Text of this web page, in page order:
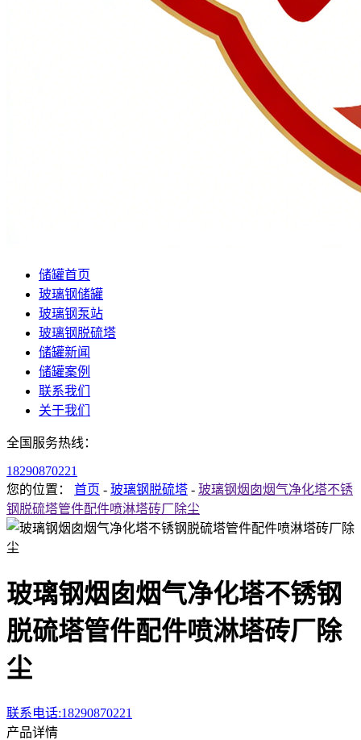
储罐首页
玻璃钢储罐
玻璃钢泵站
玻璃钢脱硫塔
储罐新闻
储罐案例
联系我们
关于我们
全国服务热线：
18290870221
您的位置： 首页 - 玻璃钢脱硫塔 - 玻璃钢烟囱烟气净化塔不锈
钢脱硫塔管件配件喷淋塔砖厂除尘
玻璃钢烟囱烟气净化塔不锈钢
脱硫塔管件配件喷淋塔砖厂除
尘
联系电话:18290870221
产品详情